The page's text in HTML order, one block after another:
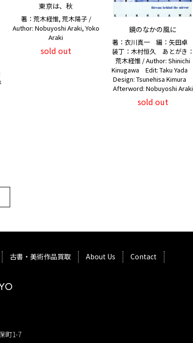
東京は、秋
著：荒木経惟, 荒木陽子 /
Author: Nobuyoshi Araki, Yoko
Araki
sold out
鏡のなかの風に
著：衣川真一 編：矢田卓
装丁：木村恒久 あとがき：
荒木経惟 / Author: Shinichi
Kinugawa Edit: Taku Yada
Design: Tsunehisa Kimura
Afterword: Nobuyoshi Araki
sold out
古書・美術作品買取 About Us Contact
町1-7